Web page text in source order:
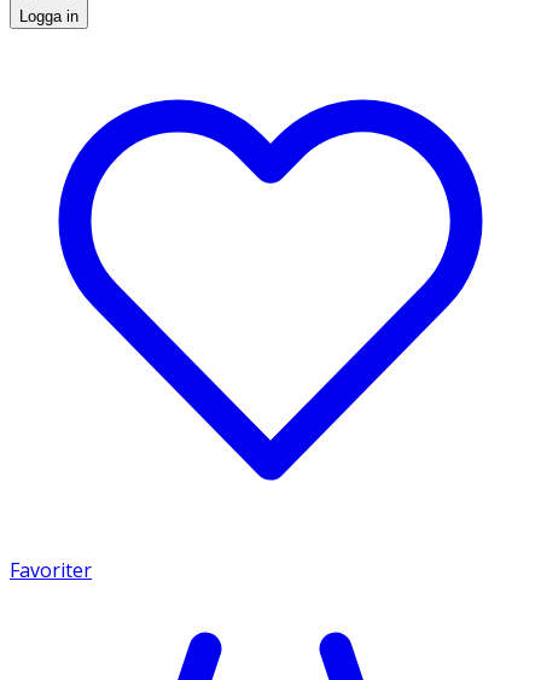
Logga in
Favoriter